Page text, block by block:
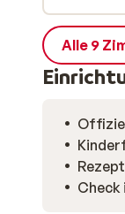
Alle 9
Check